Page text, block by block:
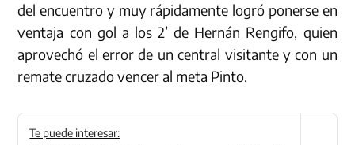
del encuentro y muy rápidamente logró ponerse en
ventaja con gol a los 2’ de Hernán Rengifo, quien
aprovechó el error de un central visitante y con un
remate cruzado vencer al meta Pinto.
Te puede interesar: